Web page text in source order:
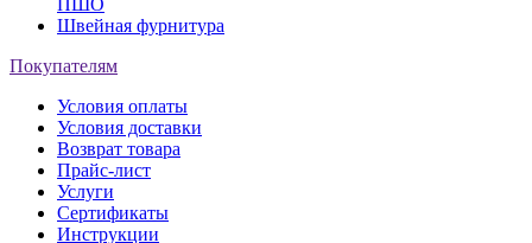
ПШО
Швейная фурнитура
Покупателям
Условия оплаты
Условия доставки
Возврат товара
Прайс-лист
Услуги
Сертификаты
Инструкции